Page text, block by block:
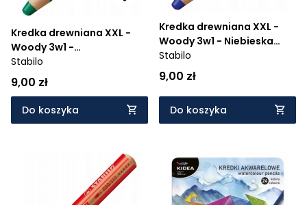
Kredka drewniana XXL -
Woody 3w1 -
Ciemnozielona (880/533)
Stabilo
9,00 zł
Do koszyka
Kredka drewniana XXL -
Woody 3w1 - Niebieska
(880/405)
Stabilo
9,00 zł
Do koszyka